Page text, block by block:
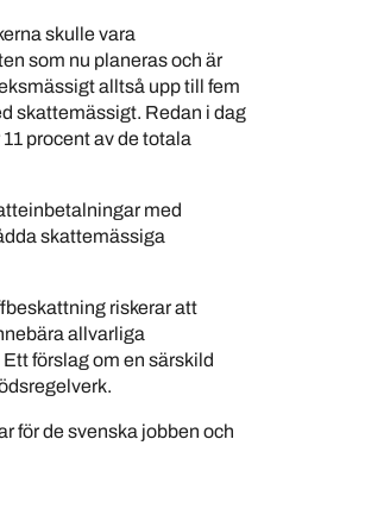
skulle vara
som nu planeras och är
alltså upp till fem
skattemässigt. Redan i dag
procent av de totala
med
skattemässiga
riskerar att
allvarliga
förslag om en särskild
för de svenska jobben och